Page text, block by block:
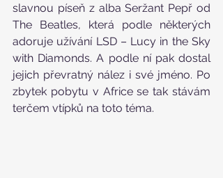
slavnou píseň z alba Seržant Pepř od
The Beatles, která podle některých
adoruje užívání LSD – Lucy in the Sky
with Diamonds. A podle ní pak dostal
jejich převratný nález i své jméno. Po
zbytek pobytu v Africe se tak stávám
terčem vtípků na toto téma.